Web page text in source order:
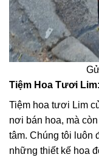
Tiệm Hoa Tươi
Tiệm hoa tươi Lim
nơi bán hoa, mà
tâm. Chúng tôi luôn
những thiết kế hoa